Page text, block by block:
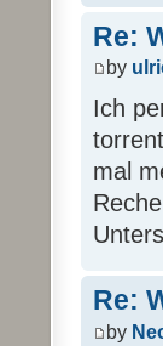
Re:
by
Ich
mal
Re:
by